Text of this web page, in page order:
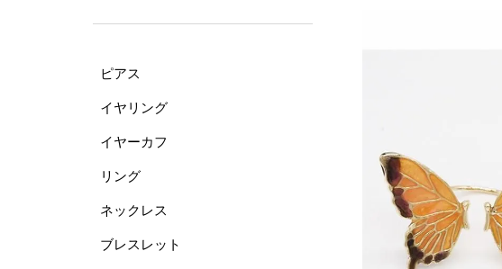
ピアス
イヤリング
イヤーカフ
リング
ネックレス
ブレスレット